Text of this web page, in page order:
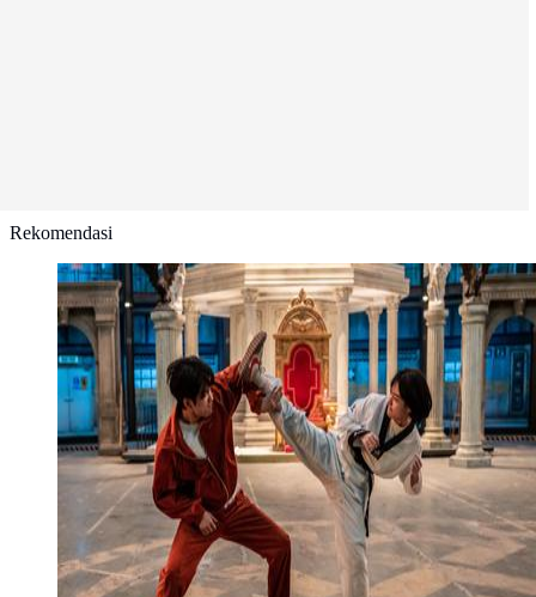
Rekomendasi